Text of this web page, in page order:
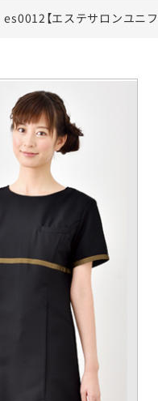
es0012【エステサロンユニ